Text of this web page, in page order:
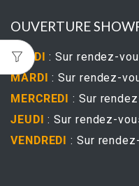
OUVERTURE
LUNDI : Sur rendez-
MARDI: Sur rendez-
MERCREDI : Sur
JEUDI : Sur rendez-
VENDREDI : Sur